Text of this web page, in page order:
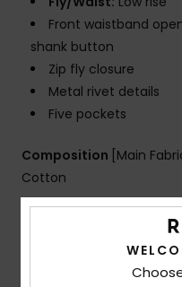
Front waistband
shank button
Zip fly closure
Metal rivet details
Five pockets
Composition [Main
Cotton
Shipping &